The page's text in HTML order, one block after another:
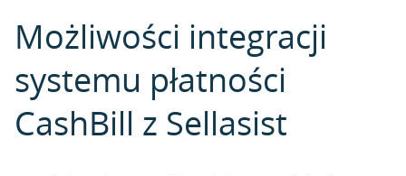
Możliwości integracji
systemu płatności
CashBill z Sellasist